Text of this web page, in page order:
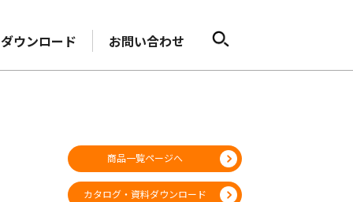
ダウンロード お問い合わせ
商品一覧ページへ
カタログ・資料ダウンロード